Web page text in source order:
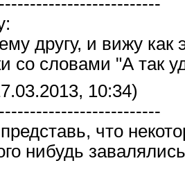
другу, и вижу как
со словами "А так
10:34)
что
нибудь